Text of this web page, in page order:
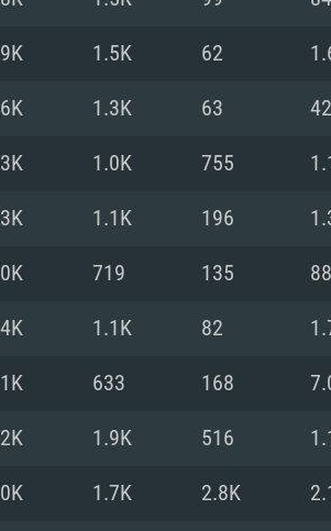
mais
com DirectX 11 ou
ou superior, Radeon
i7 (Intel Xeon não
Vega II ou superior
de banda larga.
de 6 meses) /
570) com os drivers
de banda larga.
1.5K 62
1.3K 63
1.0K 755
1.1K 196
719 135 88
1.1K 82
633 168
1.9K 516
1.7K 2.8K